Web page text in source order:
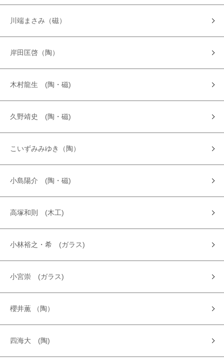
川端まさみ（磁）
岸田匡啓（陶）
木村龍生 (陶・磁)
久野靖史 (陶・磁)
こいずみみゆき（陶）
小島陽介 (陶・磁)
高塚和則 (木工)
小林裕之・希 (ガラス)
小宮崇 (ガラス)
櫻井薫 （陶）
四海大 (陶)